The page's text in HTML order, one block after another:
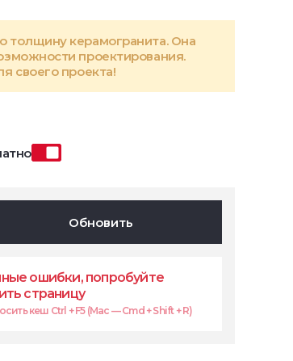
керамогранита. Она
проектирования.
своего проекта!
Обновить
ошибки, попробуйте
страницу
кеш Ctrl + F5 (Mac — Cmd + Shift + R)